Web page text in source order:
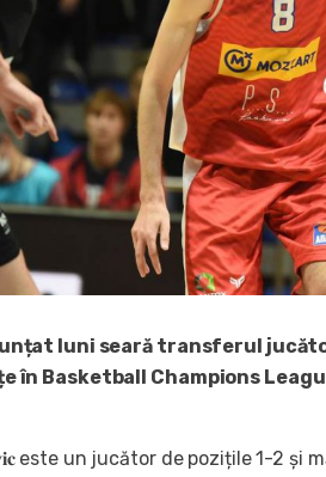
luni seară transferul
în Basketball Champions
este un jucător de pozițile 1-2 și